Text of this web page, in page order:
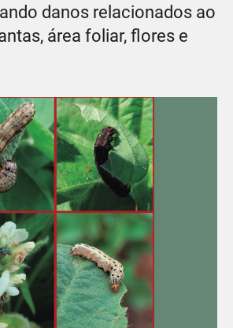
danos relacionados ao
área foliar, flores e